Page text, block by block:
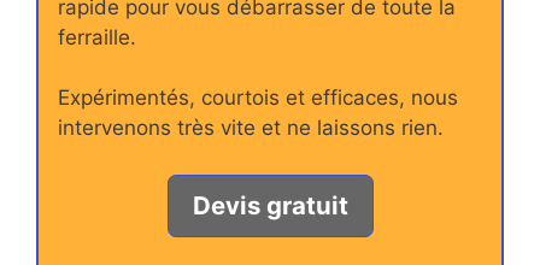
rapide pour vous débarrasser de toute la
ferraille.
Expérimentés, courtois et efficaces, nous
intervenons très vite et ne laissons rien.
Devis gratuit